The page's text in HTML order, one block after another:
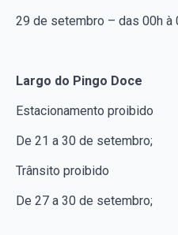
29 de setembro – das 00h à
Largo do Pingo Doce
Estacionamento proibido
De 21 a 30 de setembro;
Trânsito proibido
De 27 a 30 de setembro;